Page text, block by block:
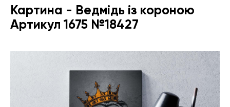
Картина - Ведмідь із короною
Артикул 1675 №18427